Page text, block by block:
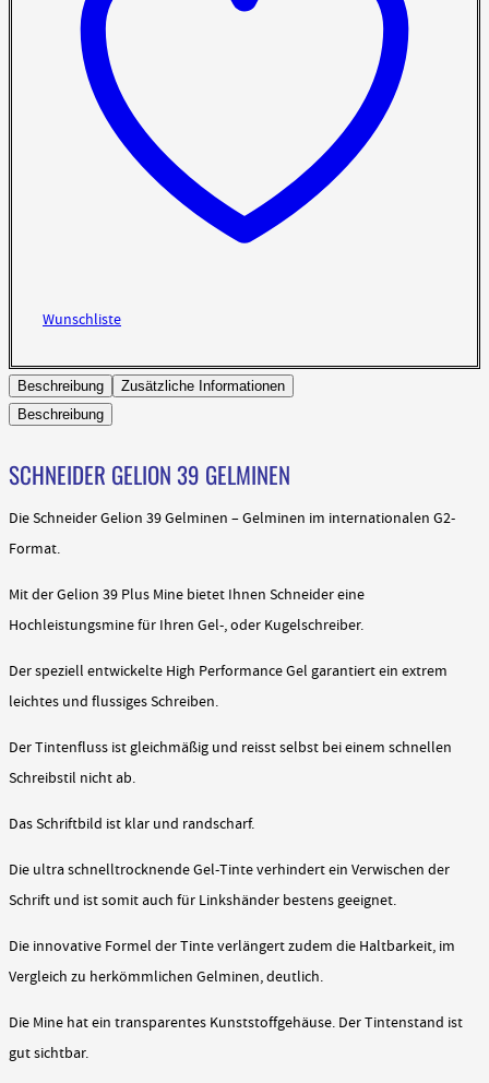
Wunschliste
Beschreibung
Zusätzliche Informationen
Beschreibung
SCHNEIDER GELION 39 GELMINEN
Die Schneider Gelion 39 Gelminen – Gelminen im internationalen G2-
Format.
Mit der Gelion 39 Plus Mine bietet Ihnen Schneider eine
Hochleistungsmine für Ihren Gel-, oder Kugelschreiber.
Der speziell entwickelte High Performance Gel garantiert ein extrem
leichtes und flussiges Schreiben.
Der Tintenfluss ist gleichmäßig und reisst selbst bei einem schnellen
Schreibstil nicht ab.
Das Schriftbild ist klar und randscharf.
Die ultra schnelltrocknende Gel-Tinte verhindert ein Verwischen der
Schrift und ist somit auch für Linkshänder bestens geeignet.
Die innovative Formel der Tinte verlängert zudem die Haltbarkeit, im
Vergleich zu herkömmlichen Gelminen, deutlich.
Die Mine hat ein transparentes Kunststoffgehäuse. Der Tintenstand ist
gut sichtbar.